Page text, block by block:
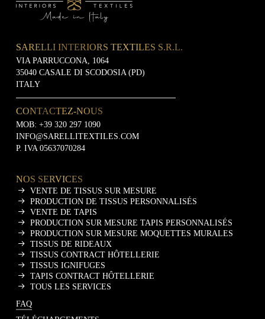
SARELLI INTERIORS TEXTILES S.R.L.
VIA PARRUCCONA, 1064
35040 CASALE DI SCODOSIA (PD)
ITALY
CONTACTEZ-NOUS
MOB: +39 320 297 1090
INFO@SARELLITEXTILES.COM
P. IVA 05637070284
NOS SERVICES
VENTE DE TISSUS SUR MESURE
PRODUCTION DE TISSUS PERSONNALISÉS
VENTE DE TAPIS
PRODUCTION SUR MESURE TAPIS PERSONNALISÉS
PRODUCTION SUR MESURE MOQUETTES MURALES
TISSUS DE RIDEAUX
TISSUS CONTRACT HÔTELLERIE
TISSUS IGNIFUGES
TAPIS CONTRACT HÔTELLERIE
TOUS LES SERVICES
FAQ